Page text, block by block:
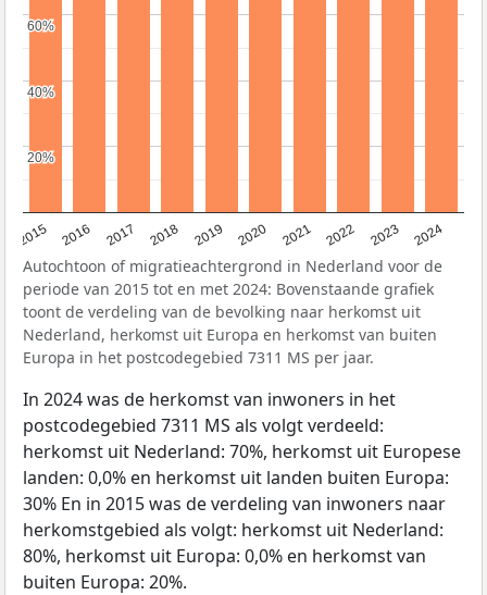
2015 2016 2017 2018 2019 2020 2021 2022 2023 2024
20%
20%
40%
40%
60%
60%
Autochtoon of migratieachtergrond in Nederland voor de
periode van 2015 tot en met 2024: Bovenstaande grafiek
toont de verdeling van de bevolking naar herkomst uit
Nederland, herkomst uit Europa en herkomst van buiten
Europa in het postcodegebied 7311 MS per jaar.
In 2024 was de herkomst van inwoners in het
postcodegebied 7311 MS als volgt verdeeld:
herkomst uit Nederland: 70%, herkomst uit Europese
landen: 0,0% en herkomst uit landen buiten Europa:
30% En in 2015 was de verdeling van inwoners naar
herkomstgebied als volgt: herkomst uit Nederland:
80%, herkomst uit Europa: 0,0% en herkomst van
buiten Europa: 20%.